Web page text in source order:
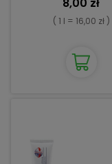
8,00 zł
( 1 l = 16,00 zł )